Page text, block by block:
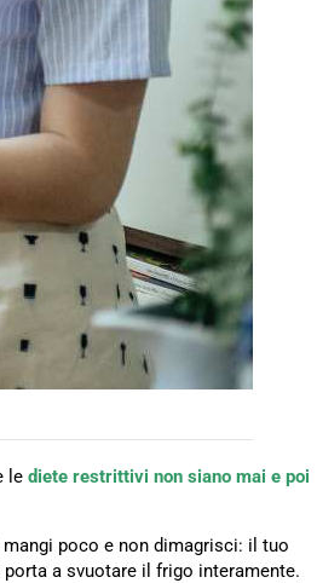
le diete restrittivi non siano mai e poi
poco e non dimagrisci: il tuo
a svuotare il frigo interamente.